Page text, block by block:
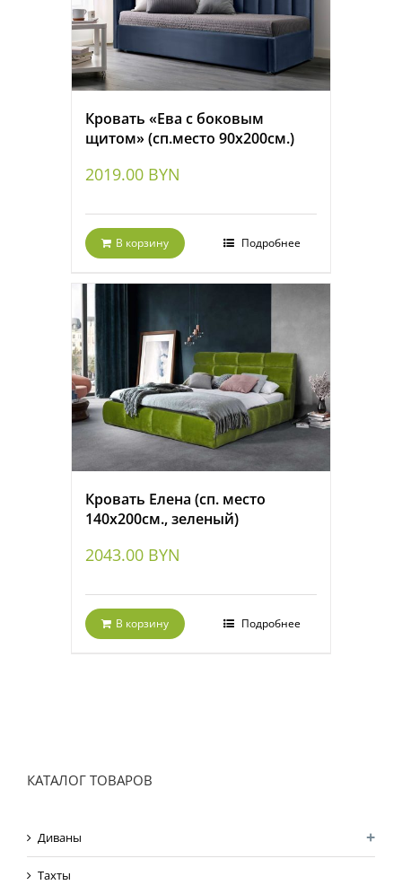
Кровать «Ева с боковым
щитом» (сп.место 90х200см.)
2019.00 BYN
В корзину Подробнее
Кровать Елена (сп. место
140х200см., зеленый)
2043.00 BYN
В корзину Подробнее
КАТАЛОГ ТОВАРОВ
Диваны
Тахты